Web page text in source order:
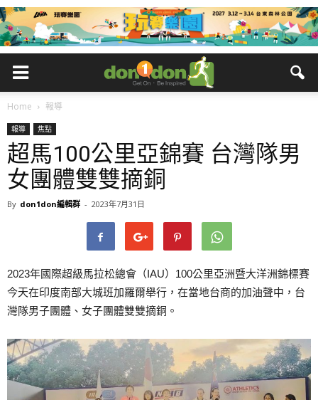
Home 報導
報導 焦點
超馬100公里亞錦賽 台灣隊男
女團體雙雙摘銅
By don1don編輯群 - 2023年7月31日
2023年國際超級馬拉松總會（IAU）100公里亞洲暨大洋洲錦標賽
今天在印度南部大城班加羅爾舉行，在當地台商的加油聲中，台
灣隊男子團體、女子團體雙雙摘銅。